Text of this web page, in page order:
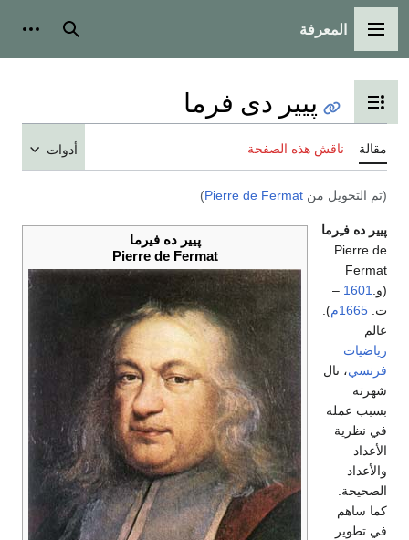
القائمة الرئيسية
المعرفة بحث
تبديل عرض جدول المحتويات
پيير دى فرما
مقالة ناقش هذه الصفحة أدوات
(تم التحويل من Pierre de Fermat
)
پيير ده فيرما
Pierre de Fermat
پيير ده فـِرما
Pierre de
Fermat
(و. 1601
–
ت. 1665م
).
عالم
رياضيات
فرنسي، نال
شهرته
بسبب عمله
في نظرية
الأعداد
والأعداد
الصحيحة.
كما ساهم
في تطوير